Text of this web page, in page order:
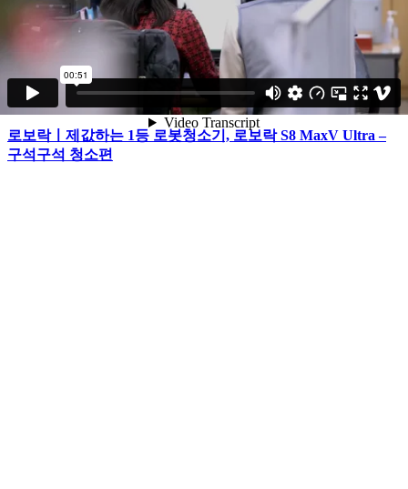
로보락ㅣ제값하는 1등 로봇청소기, 로보락 S8 MaxV Ultra –
반려동물 청소편
로보락ㅣ제값하는 1등 로봇청소기, 로보락 S8 MaxV Ultra –
구석구석 청소편